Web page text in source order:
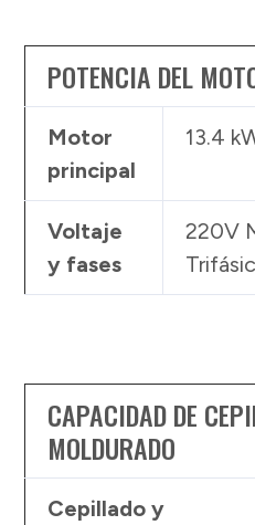
POTENCIA DEL
Motor
principal
13.4
Voltaje
y fases
220V
CAPACIDAD DE
MOLDURADO
Cepillado y